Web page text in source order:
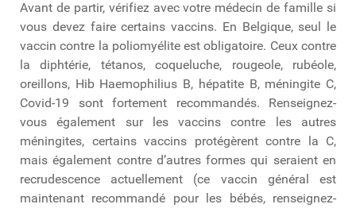
Avant de partir, vérifiez avec votre médecin de famille si
vous devez faire certains vaccins. En Belgique, seul le
vaccin contre la poliomyélite est obligatoire. Ceux contre
la diphtérie, tétanos, coqueluche, rougeole, rubéole,
oreillons, Hib Haemophilius B, hépatite B, méningite C,
Covid-19 sont fortement recommandés. Renseignez-
vous également sur les vaccins contre les autres
méningites, certains vaccins protégèrent contre la C,
mais également contre d’autres formes qui seraient en
recrudescence actuellement (ce vaccin général est
maintenant recommandé pour les bébés, renseignez-